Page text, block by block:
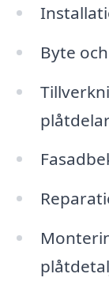
Byte